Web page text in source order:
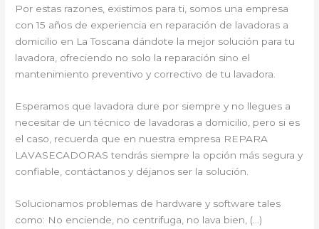
Por estas razones, existimos para ti, somos una empresa
con 15 años de experiencia en reparación de lavadoras a
domicilio en La Toscana dándote la mejor solución para tu
lavadora, ofreciendo no solo la reparación sino el
mantenimiento preventivo y correctivo de tu lavadora.
Esperamos que lavadora dure por siempre y no llegues a
necesitar de un técnico de lavadoras a domicilio, pero si es
el caso, recuerda que en nuestra empresa REPARA
LAVASECADORAS tendrás siempre la opción más segura y
confiable, contáctanos y déjanos ser la solución.
Solucionamos problemas de hardware y software tales
como: No enciende, no centrifuga, no lava bien, (…)